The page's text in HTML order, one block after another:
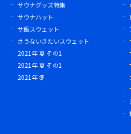
サウナグッズ特集
サウナハット
サ飯スウェット
さうないきたいスウェット
2021年 夏 その1
2021年 夏 その1
2021年 冬